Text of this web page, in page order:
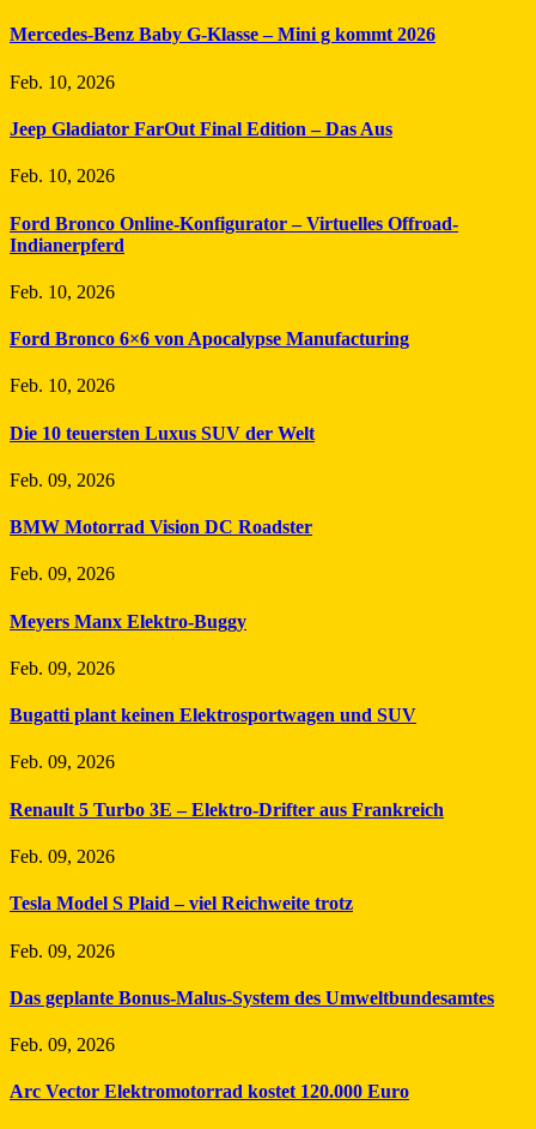
Mercedes-Benz Baby G-Klasse – Mini g kommt 2026
Feb. 10, 2026
Jeep Gladiator FarOut Final Edition – Das Aus
Feb. 10, 2026
Ford Bronco Online-Konfigurator – Virtuelles Offroad-
Indianerpferd
Feb. 10, 2026
Ford Bronco 6×6 von Apocalypse Manufacturing
Feb. 10, 2026
Die 10 teuersten Luxus SUV der Welt
Feb. 09, 2026
BMW Motorrad Vision DC Roadster
Feb. 09, 2026
Meyers Manx Elektro-Buggy
Feb. 09, 2026
Bugatti plant keinen Elektrosportwagen und SUV
Feb. 09, 2026
Renault 5 Turbo 3E – Elektro-Drifter aus Frankreich
Feb. 09, 2026
Tesla Model S Plaid – viel Reichweite trotz
Feb. 09, 2026
Das geplante Bonus-Malus-System des Umweltbundesamtes
Feb. 09, 2026
Arc Vector Elektromotorrad kostet 120.000 Euro